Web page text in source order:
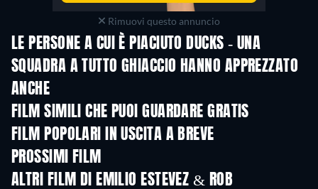
Rimuovi questo annuncio
LE PERSONE A CUI È PIACIUTO DUCKS - UNA
SQUADRA A TUTTO GHIACCIO HANNO APPREZZATO
ANCHE
FILM SIMILI CHE PUOI GUARDARE GRATIS
FILM POPOLARI IN USCITA A BREVE
PROSSIMI FILM
ALTRI FILM DI EMILIO ESTEVEZ & ROB